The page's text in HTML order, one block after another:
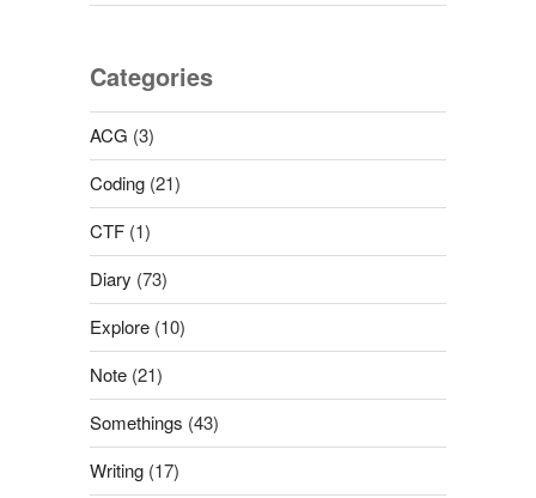
Categories
ACG (3)
Coding(21)
CTF(1)
Diary (73)
Explore(10)
Note(21)
Somethings (43)
Writing(17)